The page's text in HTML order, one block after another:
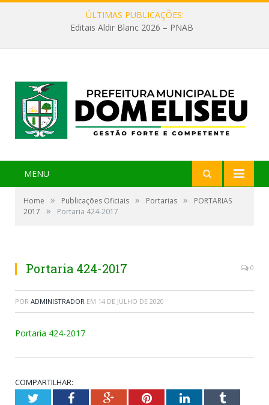
ÚLTIMAS PUBLICAÇÕES:
Editais Aldir Blanc 2026 – PNAB
MENU
Home » Publicações Oficiais » Portarias »
PORTARIAS
2017
» Portaria 424-2017
Portaria 424-2017 0
POR ADMINISTRADOR EM 14 DE JULHO DE 2020
Portaria 424-2017
COMPARTILHAR:
TwitterFacebookGoogle+PinterestLinkedInTumblr